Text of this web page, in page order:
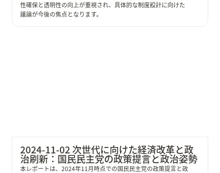
性確保と透明性の向上が重視され、具体的な制度設計に向けた
議論が今後の焦点となります。
2024-11-02 次世代に向けた経済改革と政
治刷新：国民民主党の政策提言と政治姿勢
本レポートは、2024年11月時点での国民民主党の政策提言と政